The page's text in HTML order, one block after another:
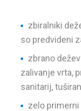
zbiralniki
so predvideni
zbrano
zalivanje vrta,
sanitarij,
zelo